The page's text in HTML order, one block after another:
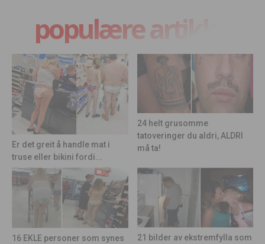
populære artikler
Er det greit å handle mat i
truse eller bikini fordi...
24 helt grusomme
tatoveringer du aldri, ALDRI
må ta!
16 EKLE personer som synes
21 bilder av ekstremfylla som